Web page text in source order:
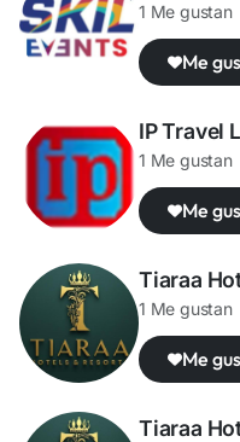
1 Me gustan
Me
IP Travel
1 Me gustan
Me
Tiaraa
1 Me gustan
Me
Tiaraa